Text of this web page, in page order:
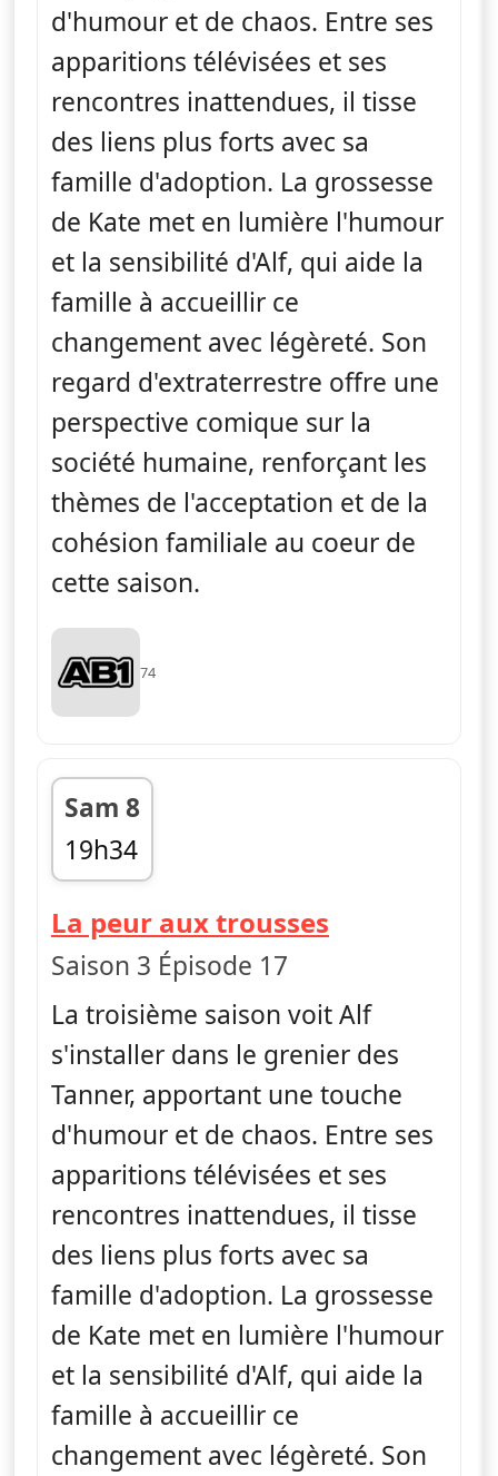
d'humour et de chaos. Entre ses
apparitions télévisées et ses
rencontres inattendues, il tisse
des liens plus forts avec sa
famille d'adoption. La grossesse
de Kate met en lumière l'humour
et la sensibilité d'Alf, qui aide la
famille à accueillir ce
changement avec légèreté. Son
regard d'extraterrestre offre une
perspective comique sur la
société humaine, renforçant les
thèmes de l'acceptation et de la
cohésion familiale au coeur de
cette saison.
74
Sam 8
19h34
fin 20h00
La peur aux trousses
Saison 3 Épisode 17
La troisième saison voit Alf
s'installer dans le grenier des
Tanner, apportant une touche
d'humour et de chaos. Entre ses
apparitions télévisées et ses
rencontres inattendues, il tisse
des liens plus forts avec sa
famille d'adoption. La grossesse
de Kate met en lumière l'humour
et la sensibilité d'Alf, qui aide la
famille à accueillir ce
changement avec légèreté. Son